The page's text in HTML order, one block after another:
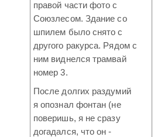
правой части фото с
Союзлесом. Здание со
шпилем было снято с
другого ракурса. Рядом с
ним виднелся трамвай
номер 3.
После долгих раздумий
я опознал фонтан (не
поверишь, я не сразу
догадался, что он -